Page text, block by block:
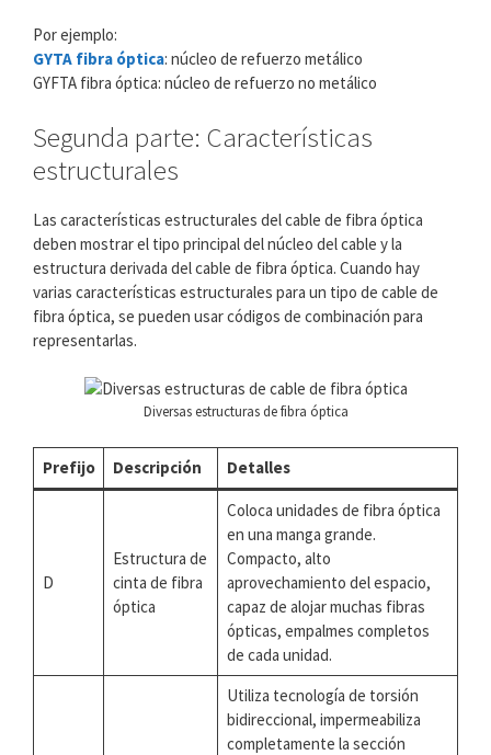
Por ejemplo:
GYTA fibra óptica: núcleo de refuerzo metálico
GYFTA fibra óptica: núcleo de refuerzo no metálico
Segunda parte: Características
estructurales
Las características estructurales del cable de fibra óptica
deben mostrar el tipo principal del núcleo del cable y la
estructura derivada del cable de fibra óptica. Cuando hay
varias características estructurales para un tipo de cable de
fibra óptica, se pueden usar códigos de combinación para
representarlas.
Diversas estructuras de fibra óptica
Prefijo Descripción Detalles
D
Estructura de
cinta de fibra
óptica
Coloca unidades de fibra óptica
en una manga grande.
Compacto, alto
aprovechamiento del espacio,
capaz de alojar muchas fibras
ópticas, empalmes completos
de cada unidad.
Utiliza tecnología de torsión
bidireccional, impermeabiliza
completamente la sección